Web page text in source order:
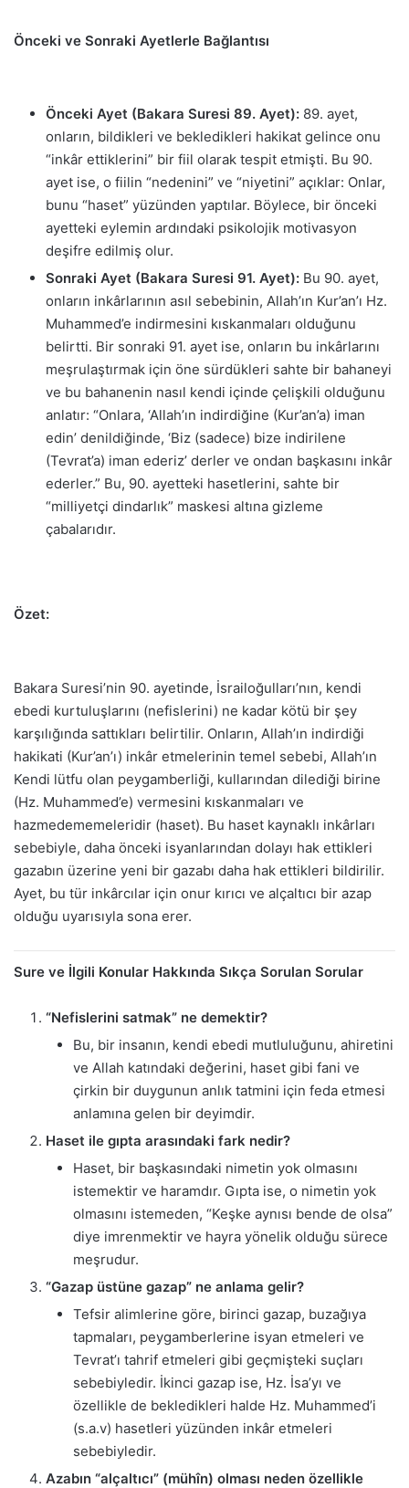
Önceki ve Sonraki Ayetlerle Bağlantısı
Önceki Ayet (Bakara Suresi 89. Ayet): 89. ayet,
onların, bildikleri ve bekledikleri hakikat gelince onu
“inkâr ettiklerini” bir fiil olarak tespit etmişti. Bu 90.
ayet ise, o fiilin “nedenini” ve “niyetini” açıklar: Onlar,
bunu “haset” yüzünden yaptılar. Böylece, bir önceki
ayetteki eylemin ardındaki psikolojik motivasyon
deşifre edilmiş olur.
Sonraki Ayet (Bakara Suresi 91. Ayet): Bu 90. ayet,
onların inkârlarının asıl sebebinin, Allah’ın Kur’an’ı Hz.
Muhammed’e indirmesini kıskanmaları olduğunu
belirtti. Bir sonraki 91. ayet ise, onların bu inkârlarını
meşrulaştırmak için öne sürdükleri sahte bir bahaneyi
ve bu bahanenin nasıl kendi içinde çelişkili olduğunu
anlatır: “Onlara, ‘Allah’ın indirdiğine (Kur’an’a) iman
edin’ denildiğinde, ‘Biz (sadece) bize indirilene
(Tevrat’a) iman ederiz’ derler ve ondan başkasını inkâr
ederler.” Bu, 90. ayetteki hasetlerini, sahte bir
“milliyetçi dindarlık” maskesi altına gizleme
çabalarıdır.
Özet:
Bakara Suresi’nin 90. ayetinde, İsrailoğulları’nın, kendi
ebedi kurtuluşlarını (nefislerini) ne kadar kötü bir şey
karşılığında sattıkları belirtilir. Onların, Allah’ın indirdiği
hakikati (Kur’an’ı) inkâr etmelerinin temel sebebi, Allah’ın
Kendi lütfu olan peygamberliği, kullarından dilediği birine
(Hz. Muhammed’e) vermesini kıskanmaları ve
hazmedememeleridir (haset). Bu haset kaynaklı inkârları
sebebiyle, daha önceki isyanlarından dolayı hak ettikleri
gazabın üzerine yeni bir gazabı daha hak ettikleri bildirilir.
Ayet, bu tür inkârcılar için onur kırıcı ve alçaltıcı bir azap
olduğu uyarısıyla sona erer.
Sure ve İlgili Konular Hakkında Sıkça Sorulan Sorular
“Nefislerini satmak” ne demektir?
Bu, bir insanın, kendi ebedi mutluluğunu, ahiretini
ve Allah katındaki değerini, haset gibi fani ve
çirkin bir duygunun anlık tatmini için feda etmesi
anlamına gelen bir deyimdir.
Haset ile gıpta arasındaki fark nedir?
Haset, bir başkasındaki nimetin yok olmasını
istemektir ve haramdır. Gıpta ise, o nimetin yok
olmasını istemeden, “Keşke aynısı bende de olsa”
diye imrenmektir ve hayra yönelik olduğu sürece
meşrudur.
“Gazap üstüne gazap” ne anlama gelir?
Tefsir alimlerine göre, birinci gazap, buzağıya
tapmaları, peygamberlerine isyan etmeleri ve
Tevrat’ı tahrif etmeleri gibi geçmişteki suçları
sebebiyledir. İkinci gazap ise, Hz. İsa’yı ve
özellikle de bekledikleri halde Hz. Muhammed’i
(s.a.v) hasetleri yüzünden inkâr etmeleri
sebebiyledir.
Azabın “alçaltıcı” (mühîn) olması neden özellikle